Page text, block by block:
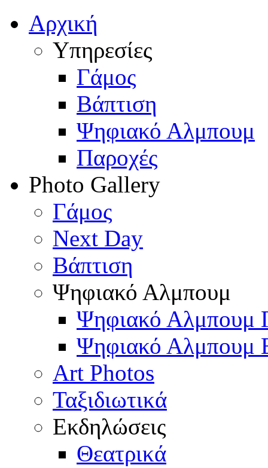
Αρχική
Υπηρεσίες
Γάμος
Βάπτιση
Ψηφιακό Αλμπουμ
Παροχές
Photo Gallery
Γάμος
Next Day
Βάπτιση
Ψηφιακό Αλμπουμ
Ψηφιακό Αλμπουμ
Ψηφιακό Αλμπουμ
Art Photos
Ταξιδιωτικά
Εκδηλώσεις
Θεατρικά